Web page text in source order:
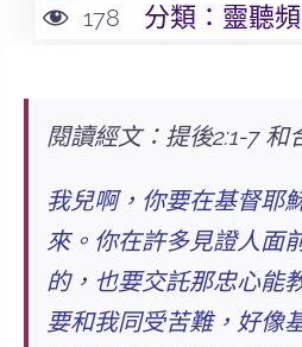
178 分類： 靈聽
閱讀經文：提後2:1-7 和
我兒啊，你要在基督耶
來。 你在許多見證人面
的，也要交託那忠心能
要和我同受苦難，好像